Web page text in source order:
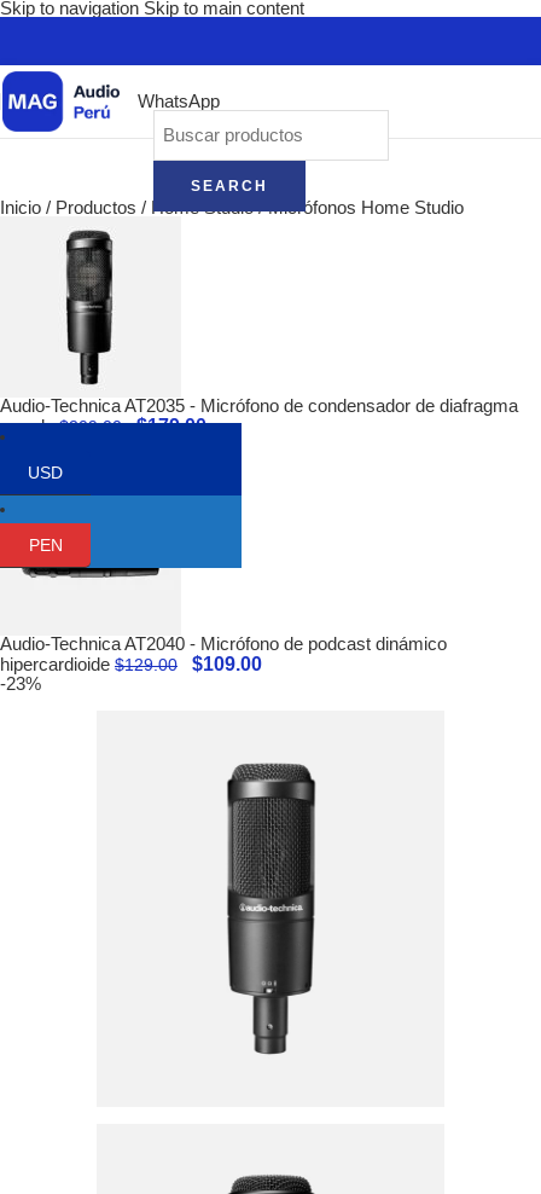
Skip to navigation Skip to main content
WhatsApp
SEARCH
Inicio / Productos / Home Studio/ Micrófonos Home Studio
Audio-Technica AT2035 - Micrófono de condensador de diafragma
grande$209.00 $179.00
Volver a los productos
Audio-Technica AT2040 - Micrófono de podcast dinámico
hipercardioide $129.00 $109.00
-23%
USD
PEN